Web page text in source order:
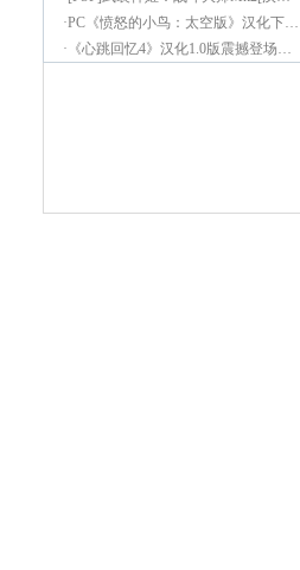
·PC《愤怒的小鸟：太空版》汉化下…
· 《心跳回忆4》汉化1.0版震撼登场…